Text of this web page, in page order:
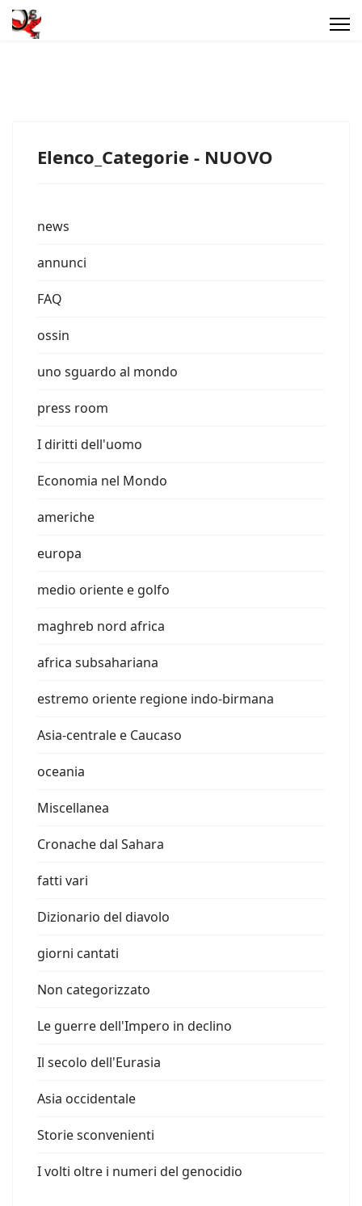
Elenco_Categorie - NUOVO
news
annunci
FAQ
ossin
uno sguardo al mondo
press room
I diritti dell'uomo
Economia nel Mondo
americhe
europa
medio oriente e golfo
maghreb nord africa
africa subsahariana
estremo oriente regione indo-birmana
Asia-centrale e Caucaso
oceania
Miscellanea
Cronache dal Sahara
fatti vari
Dizionario del diavolo
giorni cantati
Non categorizzato
Le guerre dell'Impero in declino
Il secolo dell'Eurasia
Asia occidentale
Storie sconvenienti
I volti oltre i numeri del genocidio